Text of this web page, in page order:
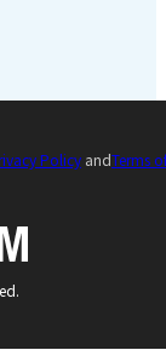
Policy andTerms